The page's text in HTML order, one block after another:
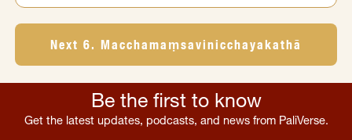
Next 6. Macchamaṃsavinicchayakathā
Be the first to know
Get the latest updates, podcasts, and news from PaliVerse.